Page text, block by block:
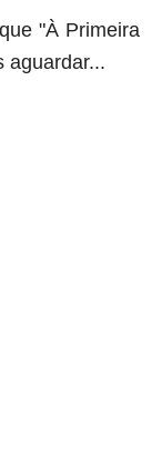
"À Primeira
aguardar...